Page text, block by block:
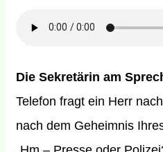
Die Sekretärin am
Telefon fragt ein Herr
nach dem Geheimnis